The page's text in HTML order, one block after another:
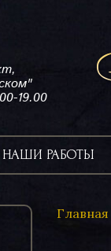
19.00
НАШИ РАБОТЫ
Главная